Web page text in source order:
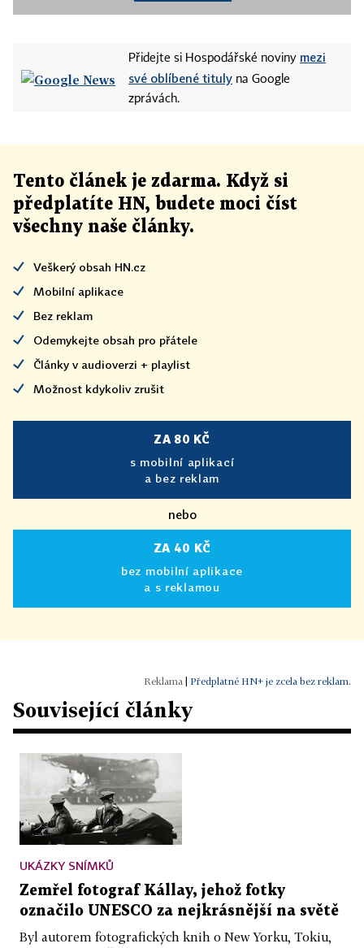
Přidejte si Hospodářské noviny mezi
své oblíbené tituly na Google
zprávách.
Tento článek je zdarma. Když si
předplatíte HN, budete moci číst
všechny naše články.
Veškerý obsah HN.cz
Mobilní aplikace
Bez reklam
Odemykejte obsah pro přátele
Články v audioverzi + playlist
Možnost kdykoliv zrušit
ZA 80 KČ
s mobilní aplikací
a bez reklam
nebo
ZA 40 KČ
bez mobilní aplikace
a s reklamou
Předplatné HN+ je zcela bez reklam.
Související články
UKÁZKY SNÍMKŮ
Zemřel fotograf Kállay, jehož fotky
označilo UNESCO za nejkrásnější na světě
Byl autorem fotografických knih o New Yorku, Tokiu,